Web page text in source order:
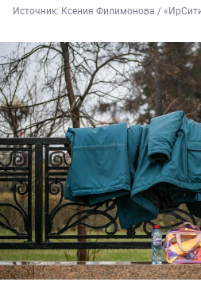
Источник: Ксения Филимонова /